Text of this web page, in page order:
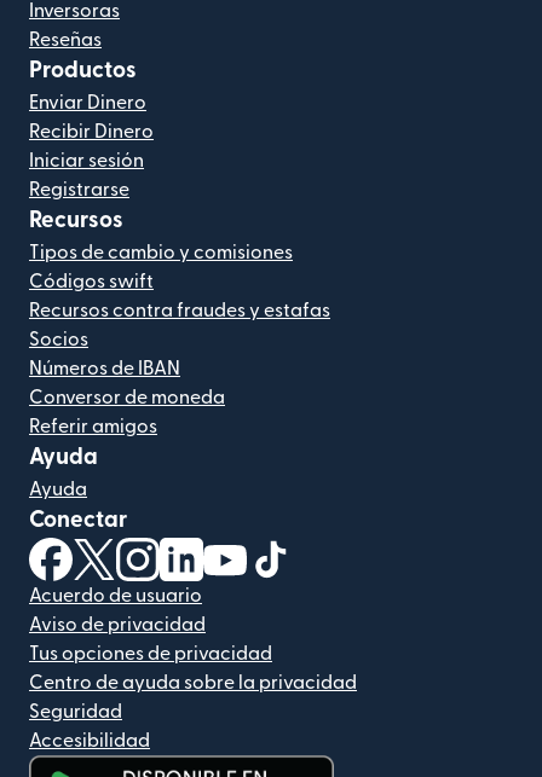
Inversoras
Reseñas
Productos
Enviar Dinero
Recibir Dinero
Iniciar sesión
Registrarse
Recursos
Tipos de cambio y comisiones
Códigos swift
Recursos contra fraudes y estafas
Socios
Números de IBAN
Conversor de moneda
Referir amigos
Ayuda
Ayuda
Conectar
(se abre en una ventana nueva)
(se abre en una ventana nueva)
(se abre en una ventana nueva)
(se abre en una ventana nueva)
(se abre en una ventana nueva)
Acuerdo de usuario
Aviso de privacidad
Tus opciones de privacidad
Centro de ayuda sobre la privacidad
Seguridad
Accesibilidad